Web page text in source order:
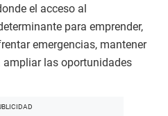
el acceso al
para emprender,
emergencias, mantener
las oportunidades